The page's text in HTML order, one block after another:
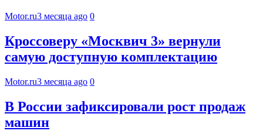
Motor.ru3 месяца ago 0
Кроссоверу «Москвич 3» вернули
самую доступную комплектацию
Motor.ru3 месяца ago 0
В России зафиксировали рост продаж
машин